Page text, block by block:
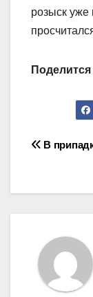
розыск уже
Поделится
В